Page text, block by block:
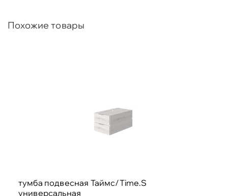
Похожие товары
тумба подвесная Таймс/Time.S
универсальная